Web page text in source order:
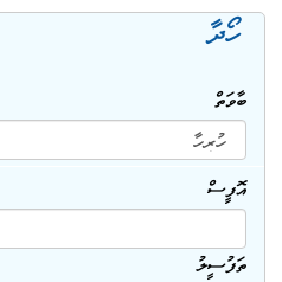
ހޯދާ
ބާވަތް
އޮފީސް
ތަފުސީލު